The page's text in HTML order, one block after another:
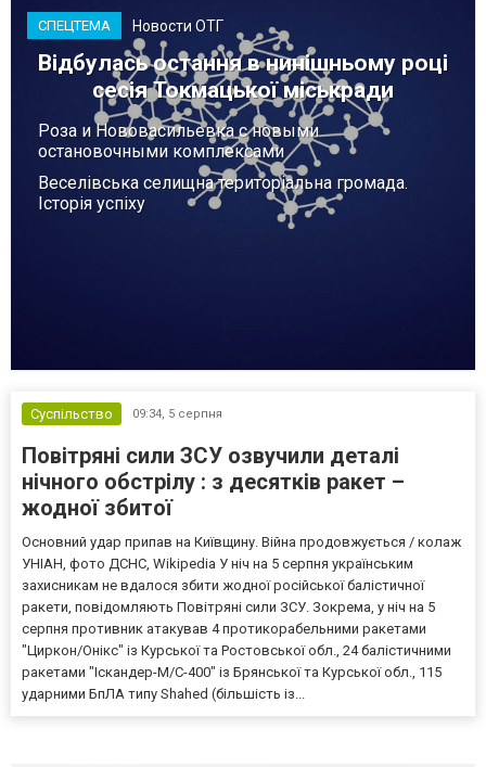
СПЕЦТЕМА Новости ОТГ
Відбулась остання в нинішньому році
сесія Токмацької міськради
Роза и Нововасильевка с новыми
остановочными комплексами
Веселівська селищна територіальна громада.
Історія успіху
Суспільство 09:34, 5 серпня
Повітряні сили ЗСУ озвучили деталі
нічного обстрілу : з десятків ракет –
жодної збитої
Основний удар припав на Київщину. Війна продовжується / колаж
УНІАН, фото ДСНС, Wikipedia У ніч на 5 серпня українським
захисникам не вдалося збити жодної російської балістичної
ракети, повідомляють Повітряні сили ЗСУ. Зокрема, у ніч на 5
серпня противник атакував 4 протикорабельними ракетами
"Циркон/Онікс" із Курської та Ростовської обл., 24 балістичними
ракетами "Іскандер-М/С-400" із Брянської та Курської обл., 115
ударними БпЛА типу Shahed (більшість із...